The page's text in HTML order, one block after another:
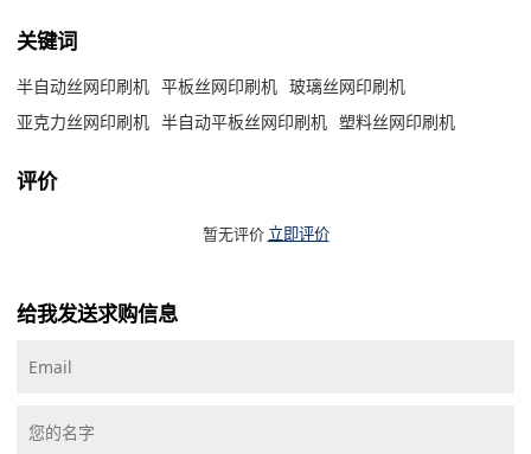
关键词
半自动丝网印刷机 平板丝网印刷机 玻璃丝网印刷机
亚克力丝网印刷机 半自动平板丝网印刷机 塑料丝网印刷机
评价
暂无评价 立即评价
给我发送求购信息